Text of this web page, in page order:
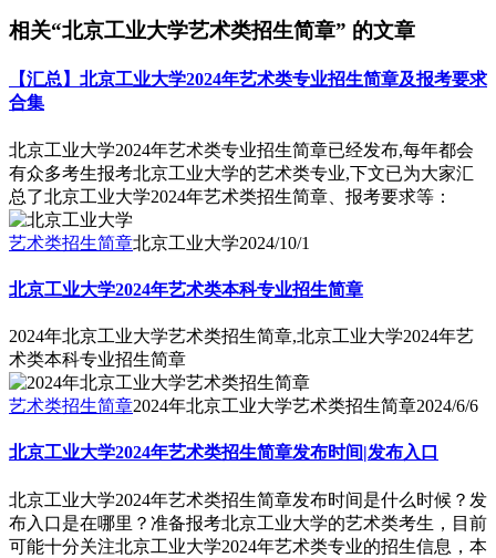
相关“北京工业大学艺术类招生简章” 的文章
【汇总】北京工业大学2024年艺术类专业招生简章及报考要求
合集
北京工业大学2024年艺术类专业招生简章已经发布,每年都会
有众多考生报考北京工业大学的艺术类专业,下文已为大家汇
总了北京工业大学2024年艺术类招生简章、报考要求等：
艺术类招生简章北京工业大学2024/10/1
北京工业大学2024年艺术类本科专业招生简章
2024年北京工业大学艺术类招生简章,北京工业大学2024年艺
术类本科专业招生简章
艺术类招生简章2024年北京工业大学艺术类招生简章2024/6/6
北京工业大学2024年艺术类招生简章发布时间|发布入口
北京工业大学2024年艺术类招生简章发布时间是什么时候？发
布入口是在哪里？准备报考北京工业大学的艺术类考生，目前
可能十分关注北京工业大学2024年艺术类专业的招生信息，本